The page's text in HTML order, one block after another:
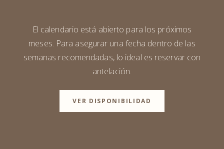
El calendario está abierto para los próximos
meses. Para asegurar una fecha dentro de las
semanas recomendadas, lo ideal es reservar con
antelación.
VER DISPONIBILIDAD